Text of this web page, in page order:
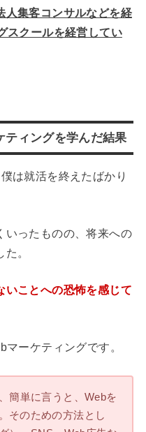
人集客コンサルなどを経
スクールを経営してい
ティングを学んだ結果
は就活を終えたばかり
いったものの、将来への
。
いことへの恐怖を感じて
ーケティングです。
簡単に言うと、Webを
そのための方法とし